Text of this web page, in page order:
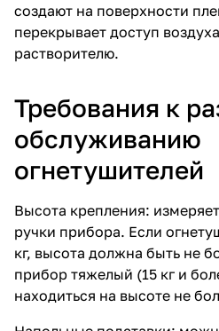
создают на поверхности
перекрывает доступ
растворителю.
Требования к
обслуживанию
огнетушителей
Высота крепления:
ручки прибора. Если
кг, высота должна быть не
прибор тяжелый (15 кг и
находиться на высоте не